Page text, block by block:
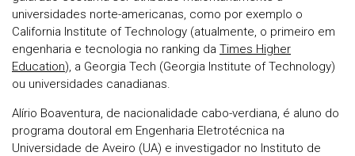
universidades norte-americanas, como por exemplo o
California Institute of Technology (atualmente, o primeiro em
engenharia e tecnologia no ranking da Times Higher
Education), a Georgia Tech (Georgia Institute of Technology)
ou universidades canadianas.
Alírio Boaventura, de nacionalidade cabo-verdiana, é aluno do
programa doutoral em Engenharia Eletrotécnica na
Universidade de Aveiro (UA) e investigador no Instituto de